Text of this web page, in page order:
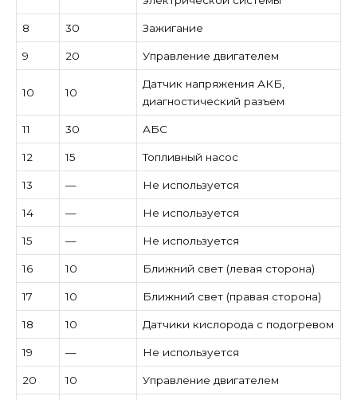
8 30 Зажигание
9 20 Управление двигателем
10 10
Датчик напряжения АКБ,
диагностический разъем
11 30 АБС
12 15 Топливный насос
13 — Не используется
14 — Не используется
15 — Не используется
16 10 Ближний свет (левая сторона)
17 10 Ближний свет (правая сторона)
18 10 Датчики кислорода с подогревом
19 — Не используется
20 10 Управление двигателем